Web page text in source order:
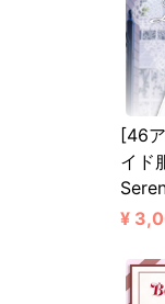
[46
イド
¥